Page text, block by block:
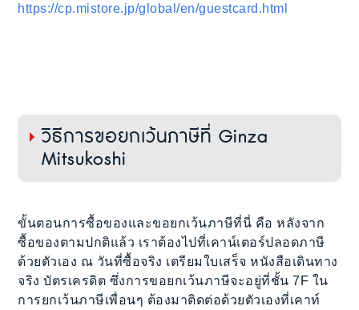
https://cp.mistore.jp/global/en/guestcard.html
วิธีการขอยกเว้นภาษีที่ Ginza
Mitsukoshi
ขั้นตอนการซื้อของและขอยกเว้นภาษีที่นี่ คือ หลังจาก
ซื้อของตามปกติแล้ว เราต้องไปที่เคาน์เตอร์ปลอดภาษี
ด้วยตัวเอง ณ วันที่ซื้อจริง เตรียมใบเสร็จ หนังสือเดินทาง
จริง บัตรเครดิต ซึ่งการขอยกเว้นภาษีจะอยู่ที่ชั้น 7F ใน
การยกเว้นภาษีเพื่อนๆ ต้องมาติดต่อด้วยตัวเองที่เคาท์